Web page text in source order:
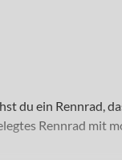
du ein Rennrad,
Rennrad mit